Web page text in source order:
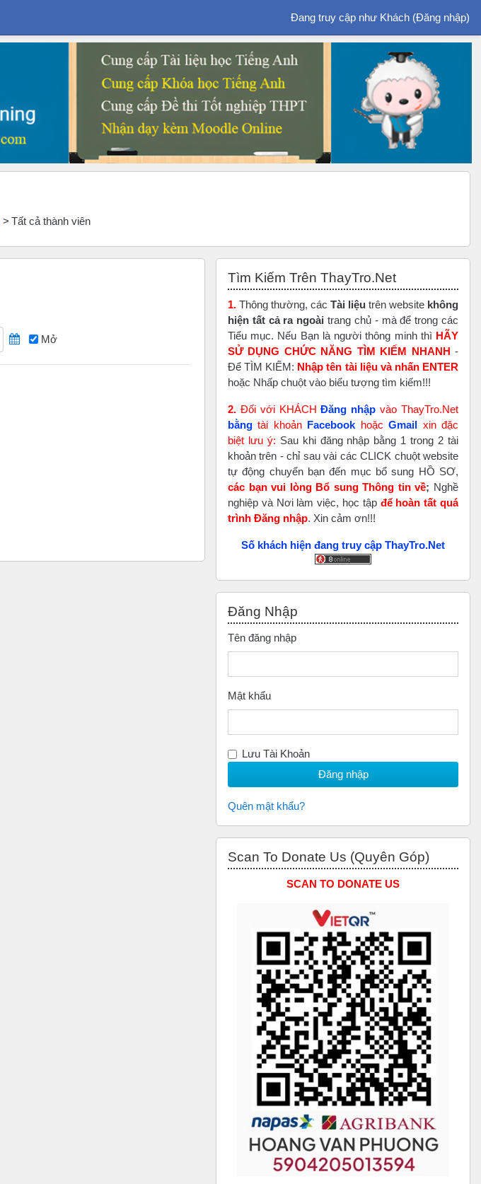
Đang truy cập như Khách (Đăng nhập)
Tất cả thành viên
Mở
Tìm Kiếm Trên ThayTro.Net
1. Thông thường, các Tài liệu trên website không
hiện tất cả ra ngoài trang chủ - mà để trong các
Tiểu mục. Nếu Bạn là người thông minh thì HÃY
SỬ DỤNG CHỨC NĂNG TÌM KIẾM NHANH -
Để TÌM KIẾM: Nhập tên tài liệu và nhấn ENTER
hoặc Nhấp chuột vào biểu tượng tìm kiếm!!!
2. Đối với KHÁCHĐăng nhập vào ThayTro.Net
bằng tài khoản Facebook hoặcGmail xin đặc
biệt lưu ý: Sau khi đăng nhập bằng 1 trong 2 tài
khoản trên - chỉ sau vài các CLICK chuột website
tự động chuyển bạn đến mục bổ sung HỒ SƠ,
các bạn vui lòng Bổ sung Thông tin về; Nghề
nghiệp và Nơi làm việc, học tập để hoàn tấtquá
trình Đăng nhập. Xin cảm ơn!!!
Số khách hiện đang truy cập ThayTro.Net
Đăng Nhập
Tên đăng nhập
Mật khẩu
Lưu Tài Khoản
Quên mật khẩu?
Scan To Donate Us (Quyên Góp)
SCAN TO DONATE US